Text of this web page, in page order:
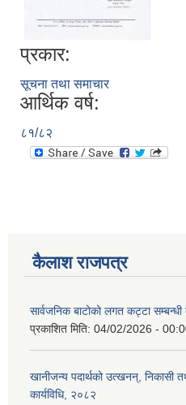
प्रकार:
सूचना तथा समाचार
आर्थिक वर्ष:
८१/८२
कैलाश राजपत्र
सार्वजनिक बाटोको लगत कट्टा सम्बन्धी
प्रकाशित मिति: 04/02/2026 -
खानीजन्य पदार्थको उत्खनन्, निकासी
कार्यविधि, २०८२